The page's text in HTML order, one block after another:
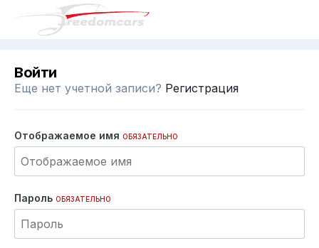
Войти
Еще нет учетной записи? Регистрация
Отображаемое имя ОБЯЗАТЕЛЬНО
Пароль ОБЯЗАТЕЛЬНО